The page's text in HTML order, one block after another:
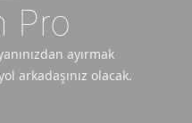
Pro
ayırmak
arkadaşınız olacak.